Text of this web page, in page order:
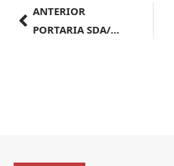
ANTERIOR
PORTARIA SDA/MAPA Nº 1.141, DE 4 DE JULHO DE 2024